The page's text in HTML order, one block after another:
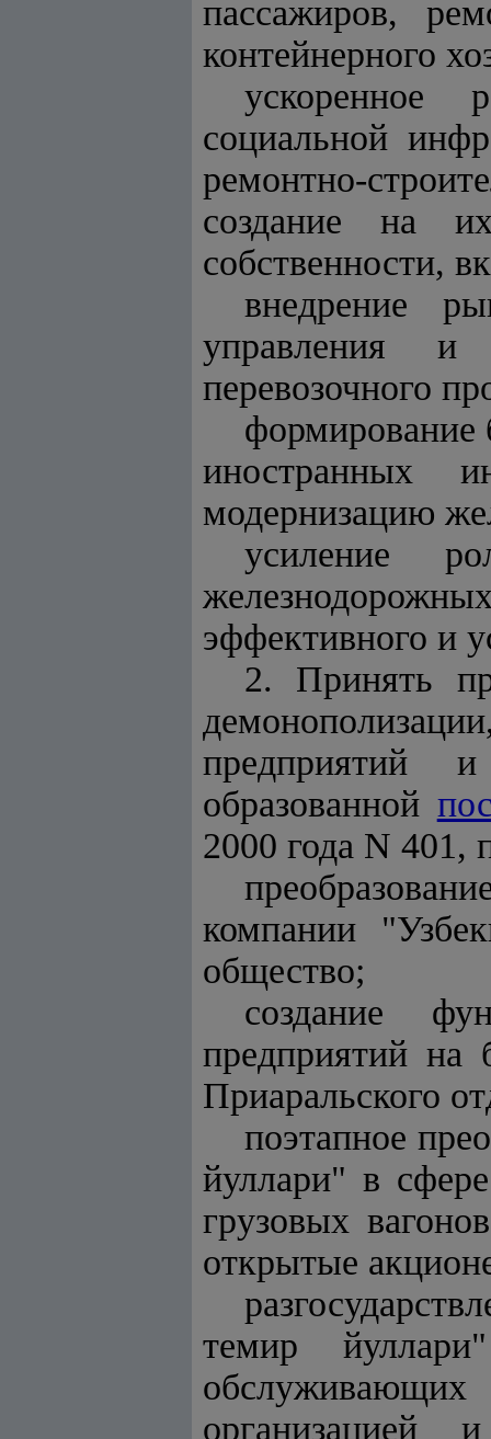
пассажиров,
контейнерного
ускоренное
социальной
ремонтно-
создание на
собственности,
внедрение
управления и
перевозочного
формирование
иностранных
модернизацию
усиление
эффективного и
2. Принять
предприятий и
образованной
2000 года N 401,
компании
общество;
создание
предприятий на
Приаральского
поэтапное
йуллари" в
грузовых
открытые
темир
обслуживающих
организацией